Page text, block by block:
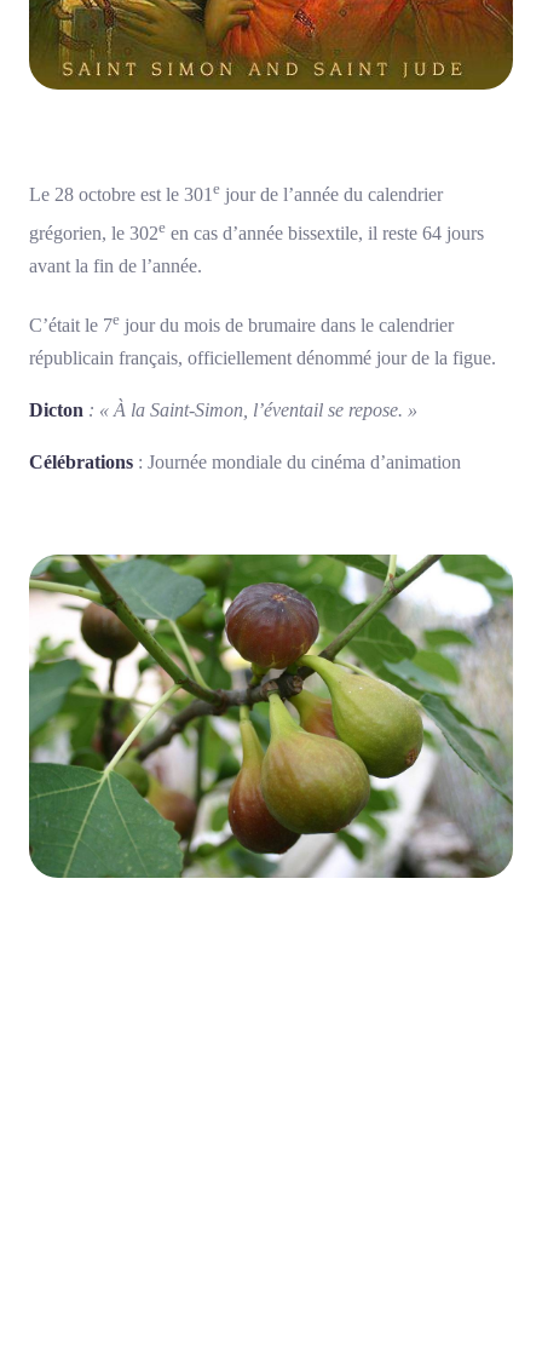
Le 28 octobre est le 301e jour de l’année du calendrier
grégorien, le 302e en cas d’année bissextile, il reste 64 jours
avant la fin de l’année.
C’était le 7e jour du mois de brumaire dans le calendrier
républicain français, officiellement dénommé jour de la figue.
Dicton : « À la Saint-Simon, l’éventail se repose. »
Célébrations : Journée mondiale du cinéma d’animation